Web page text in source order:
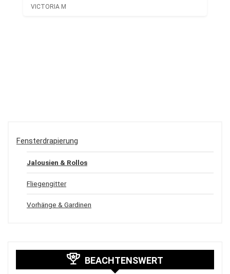
VICTORIA M
Fensterdrapierung
Jalousien & Rollos
Fliegengitter
Vorhänge & Gardinen
BEACHTENSWERT